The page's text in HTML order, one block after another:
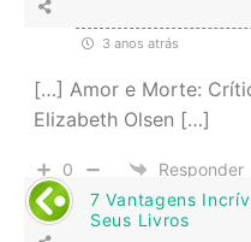
3 anos atrás
[…] Amor e Morte:
Elizabeth Olsen […]
0
Responder
7 Vantagens
Seus Livros